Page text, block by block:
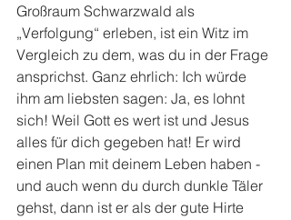
Großraum Schwarzwald als
„Verfolgung“ erleben, ist ein Witz im
Vergleich zu dem, was du in der Frage
ansprichst. Ganz ehrlich: Ich würde
ihm am liebsten sagen: Ja, es lohnt
sich! Weil Gott es wert ist und Jesus
alles für dich gegeben hat! Er wird
einen Plan mit deinem Leben haben -
und auch wenn du durch dunkle Täler
gehst, dann ist er als der gute Hirte